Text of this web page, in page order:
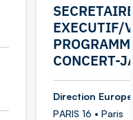
EXECUTIF/
CONCERT-
Direction
PARIS 16 • Paris